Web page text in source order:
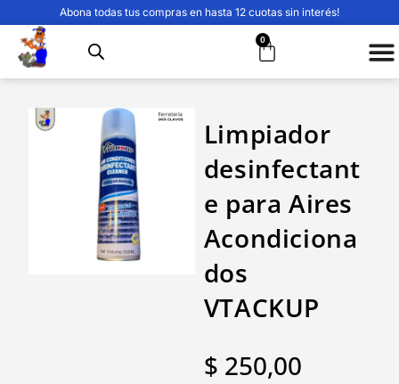
Abona todas tus compras en hasta 12 cuotas sin interés!
0
Limpiador
desinfectant
e para Aires
Acondiciona
dos
VTACKUP
$ 250,00